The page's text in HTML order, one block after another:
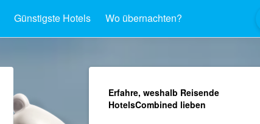
Günstigste Hotels Wo übernachten?
Erfahre, weshalb Reisende
HotelsCombined lieben